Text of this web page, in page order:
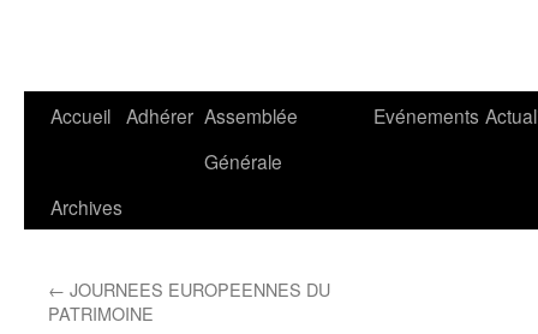
Aller
contenu
Accueil Adhérer Assemblée
Générale
Evénements
Archives
← JOURNEES EUROPEENNES DU
PATRIMOINE